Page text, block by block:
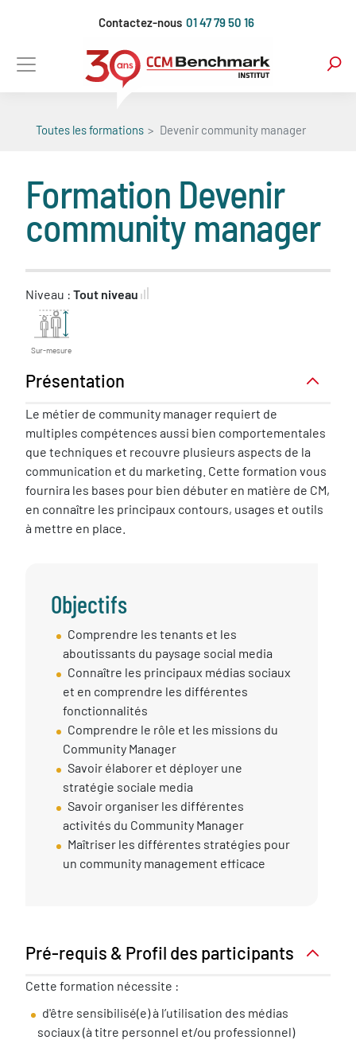
principal
Contactez-nous 01 47 79 50 16
Toutes les formations Devenir community manager
Formation Devenir
community manager
Niveau : Tout niveau
Sur-mesure
Présentation
Présentation
Le métier de community manager requiert de
multiples compétences aussi bien comportementales
que techniques et recouvre plusieurs aspects de la
communication et du marketing. Cette formation vous
fournira les bases pour bien débuter en matière de CM,
en connaître les principaux contours, usages et outils
à mettre en place.
Objectifs
Objectif
session
Comprendre les tenants et les
aboutissants du paysage social media
Connaître les principaux médias sociaux
et en comprendre les différentes
fonctionnalités
Comprendre le rôle et les missions du
Community Manager
Savoir élaborer et déployer une
stratégie sociale media
Savoir organiser les différentes
activités du Community Manager
Maîtriser les différentes stratégies pour
un community management efficace
Pré-requis & Profil des participants
Pré-
nécessaire
Cette formation nécessite :
d'être sensibilisé(e) à l’utilisation des médias
sociaux (à titre personnel et/ou professionnel)